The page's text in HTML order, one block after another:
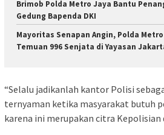
Brimob Polda Metro Jaya Bantu
Gedung Bapenda DKI
Mayoritas Senapan Angin, Polda
Temuan 996 Senjata di Yayasan
“Selalu jadikanlah kantor Polisi
ternyaman ketika masyarakat butuh
karena ini merupakan citra Kepolisian